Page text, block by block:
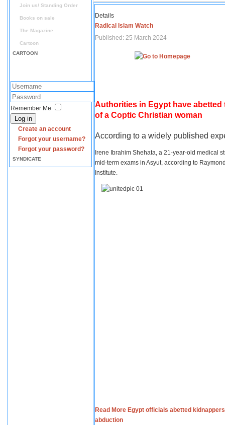
Join us/ Standing Order
Books on sale
The Magazine
Cartoon
CARTOON
Remember Me
Log in
Create an account
Forgot your username?
Forgot your password?
SYNDICATE
Details
Radical Islam Watch
Published: 25 March 2024
Authorities in Egypt have
of a Coptic Christian woman
According to a widely published
Irene Ibrahim Shehata, a 21-year-old medical
mid-term exams in Asyut, according to
Institute.
Read More Egypt officials abetted
abduction